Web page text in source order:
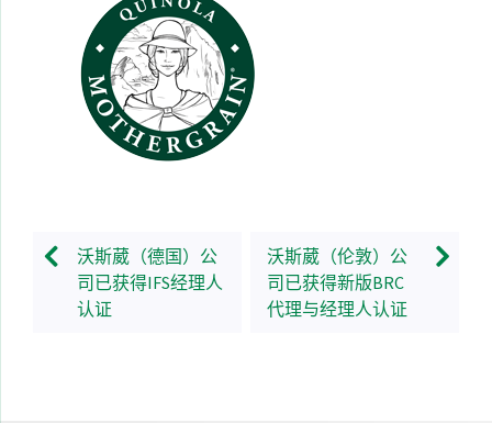
沃斯葳（德国）公
司已获得IFS经理人
认证
沃斯葳（伦敦）公
司已获得新版BRC
代理与经理人认证